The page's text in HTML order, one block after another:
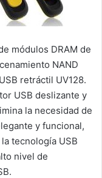
módulos DRAM de
NAND
retráctil UV128.
USB deslizante y
la necesidad de
y funcional,
tecnología USB
nivel de